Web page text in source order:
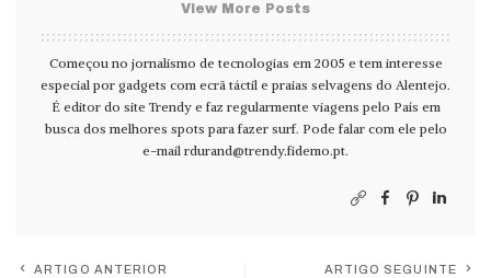
View More Posts
Começou no jornalismo de tecnologias em 2005 e tem interesse
especial por gadgets com ecrã táctil e praias selvagens do Alentejo.
É editor do site Trendy e faz regularmente viagens pelo País em
busca dos melhores spots para fazer surf. Pode falar com ele pelo
e-mail rdurand@trendy.fidemo.pt.
ARTIGO ANTERIOR ARTIGO SEGUINTE